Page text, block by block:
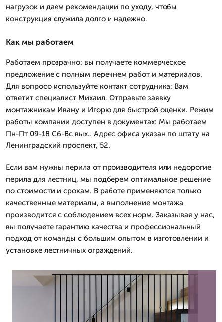
нагрузок и даем рекомендации по уходу, чтобы
конструкция служила долго и надежно.
Как мы работаем
Работаем прозрачно: вы получаете коммерческое
предложение с полным перечнем работ и материалов.
Для вопросо используйте контакт сотрудника: Вам
ответит специалист Михаил. Отправьте заявку
монтажникам Ивану и Игорю для быстрой оценки. Режим
работы компании доступен в документах: Мы работаем
Пн-Пт 09-18 Сб-Вс вых.. Адрес офиса указан по штату на
Ленинградский проспект, 52.
Если вам нужны перила от производителя или недорогие
перила для лестниц, мы подберем оптимальное решение
по стоимости и срокам. В работе применяются только
качественные материалы, а выполнение монтажа
производится с соблюдением всех норм. Заказывая у нас,
вы получаете гарантию качества и профессиональный
подход от команды с большим опытом в изготовлении и
установке лестничных ограждений.